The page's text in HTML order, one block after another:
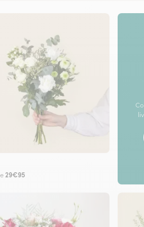
29€95